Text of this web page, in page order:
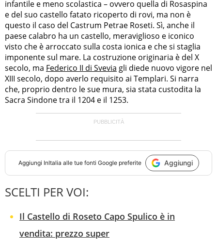
infantile e meno scolastica – ovvero quella di Rosaspina
e del suo castello fatato ricoperto di rovi, ma non è
questo il caso del Castrum Petrae Roseti. Sì, anche il
paese calabro ha un castello, meraviglioso e iconico
visto che è arroccato sulla costa ionica e che si staglia
imponente sul mare. La costruzione originaria è del X
secolo, ma Federico II di Svevia gli diede nuovo vigore nel
XIII secolo, dopo averlo requisito ai Templari. Si narra
che, proprio dentro le sue mura, sia stata custodita la
Sacra Sindone tra il 1204 e il 1253.
Aggiungi InItalia alle tue fonti Google preferite Aggiungi
SCELTI PER VOI:
Il Castello di Roseto Capo Spulico è in
vendita: prezzo super